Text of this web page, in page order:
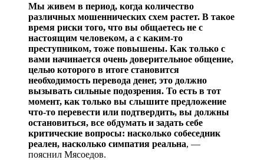
Мы живем в период, когда количество
различных мошеннических схем растет. В такое
время риски того, что вы общаетесь не с
настоящим человеком, а с каким-то
преступником, тоже повышены. Как только с
вами начинается очень доверительное общение,
целью которого в итоге становится
необходимость перевода денег, это должно
вызывать сильные подозрения. То есть в тот
момент, как только вы слышите предложение
что-то перевести или подтвердить, вы должны
остановиться, все обдумать и задать себе
критические вопросы: насколько собеседник
реален, насколько симпатия реальна, —
пояснил Мясоедов.